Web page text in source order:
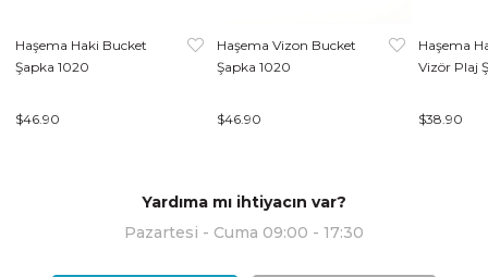
Haşema Haki Bucket
Şapka 1020
$46.90
Haşema Vizon Bucket
Şapka 1020
$46.90
Haşema
Vizör Plaj
$38.90
Yardıma mı ihtiyacın var?
Pazartesi - Cuma 09:00 - 17:30